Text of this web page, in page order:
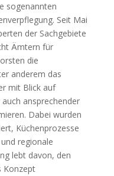
sogenannten
Seit Mai
der Sachgebiete
Ämtern für
die
anderem das
mit Blick auf
ansprechender
Dabei wurden
Küchenprozesse
regionale
lebt davon, den
Konzept